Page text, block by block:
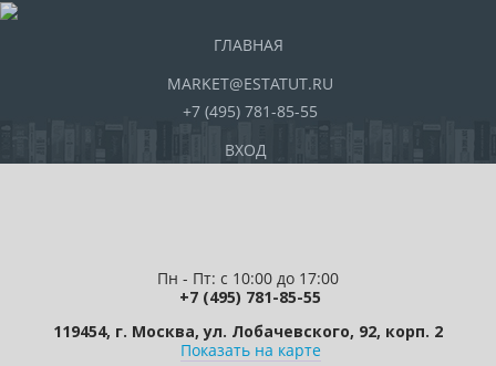
ГЛАВНАЯ
MARKET@ESTATUT.RU
+7 (495) 781-85-55
ВХОД
Пн - Пт: с 10:00 до 17:00
+7 (495) 781-85-55
119454, г. Москва, ул. Лобачевского, 92, корп. 2
Показать на карте